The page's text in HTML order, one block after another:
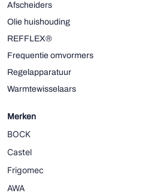
Afscheiders
Olie huishouding
REFFLEX®
Frequentie omvormers
Regelapparatuur
Warmtewisselaars
Merken
BOCK
Castel
Frigomec
AWA